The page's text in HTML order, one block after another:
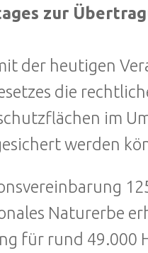
zur
der heutigen
die
im
werden
Naturerbe
für rund 49.000